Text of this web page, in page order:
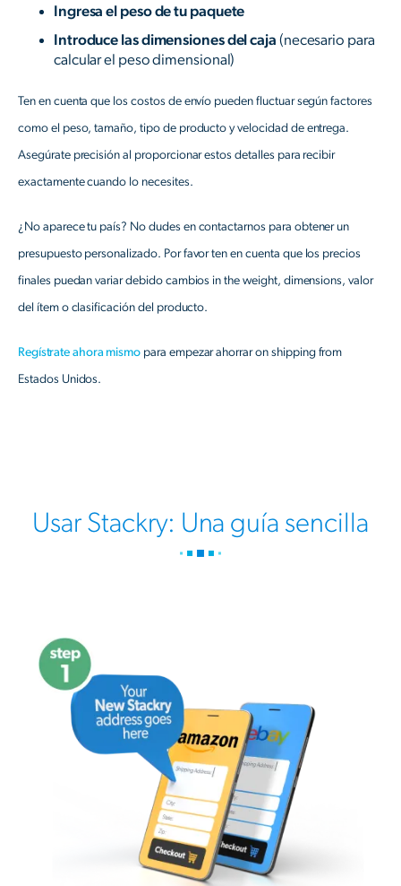
Ingresa el peso de tu paquete
Introduce las dimensiones del caja (necesario para
calcular el peso dimensional)
Ten en cuenta que los costos de envío pueden fluctuar según factores
como el peso, tamaño, tipo de producto y velocidad de entrega.
Asegúrate precisión al proporcionar estos detalles para recibir
exactamente cuando lo necesites.
¿No aparece tu país? No dudes en contactarnos para obtener un
presupuesto personalizado. Por favor ten en cuenta que los precios
finales puedan variar debido cambios in the weight, dimensions, valor
del ítem o clasificación del producto.
Regístrate ahora mismo para empezar ahorrar on shipping from
Estados Unidos.
Usar Stackry: Una guía sencilla